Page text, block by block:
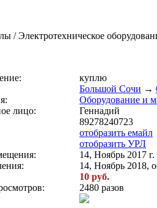
/ Электротехническое
куплю
Большой Сочи →
Оборудование и
лицо:
Геннадий
89278240723
отобразить емайл
отобразить УРЛ
14, Ноябрь 2017
14, Ноябрь 2018,
10 руб.
2480 разов